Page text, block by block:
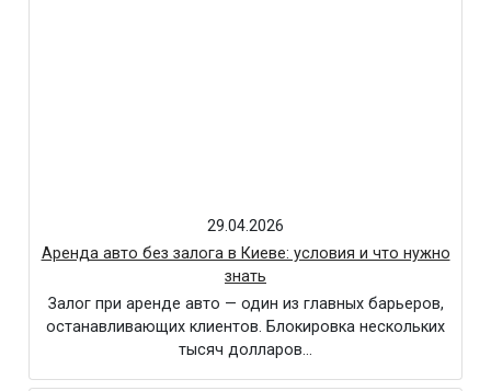
29.04.2026
Аренда авто без залога в Киеве: условия и что нужно
знать
Залог при аренде авто — один из главных барьеров,
останавливающих клиентов. Блокировка нескольких
тысяч долларов…